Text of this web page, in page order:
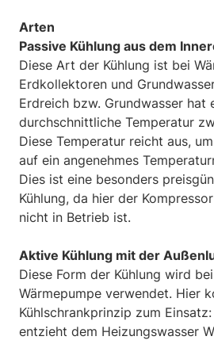
Arten
Passive Kühlung aus dem
Diese Art der Kühlung ist bei
Erdkollektoren und
Erdreich bzw. Grundwasser hat
durchschnittliche Temperatur
Diese Temperatur reicht aus,
auf ein angenehmes
Dies ist eine besonders
Kühlung, da hier der
nicht in Betrieb ist.
Aktive Kühlung mit der
Diese Form der Kühlung wird
Wärmepumpe verwendet. Hier
Kühlschrankprinzip zum
entzieht dem Heizungswasser